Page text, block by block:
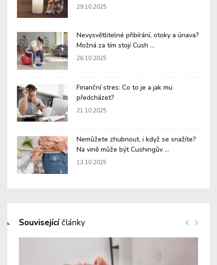
29.10.2025
Nevysvětlitelné přibírání, otoky a únava?
Možná za tím stojí Cush ...
26.10.2025
Finanční stres: Co to je a jak mu
předcházet?
21.10.2025
Nemůžete zhubnout, i když se snažíte?
Na vině může být Cushingův ...
13.10.2025
Souvisejícíčlánky